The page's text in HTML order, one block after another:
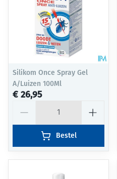
Silikom Once Spray Gel
A/Luizen 100Ml
€ 26,95
Bestel